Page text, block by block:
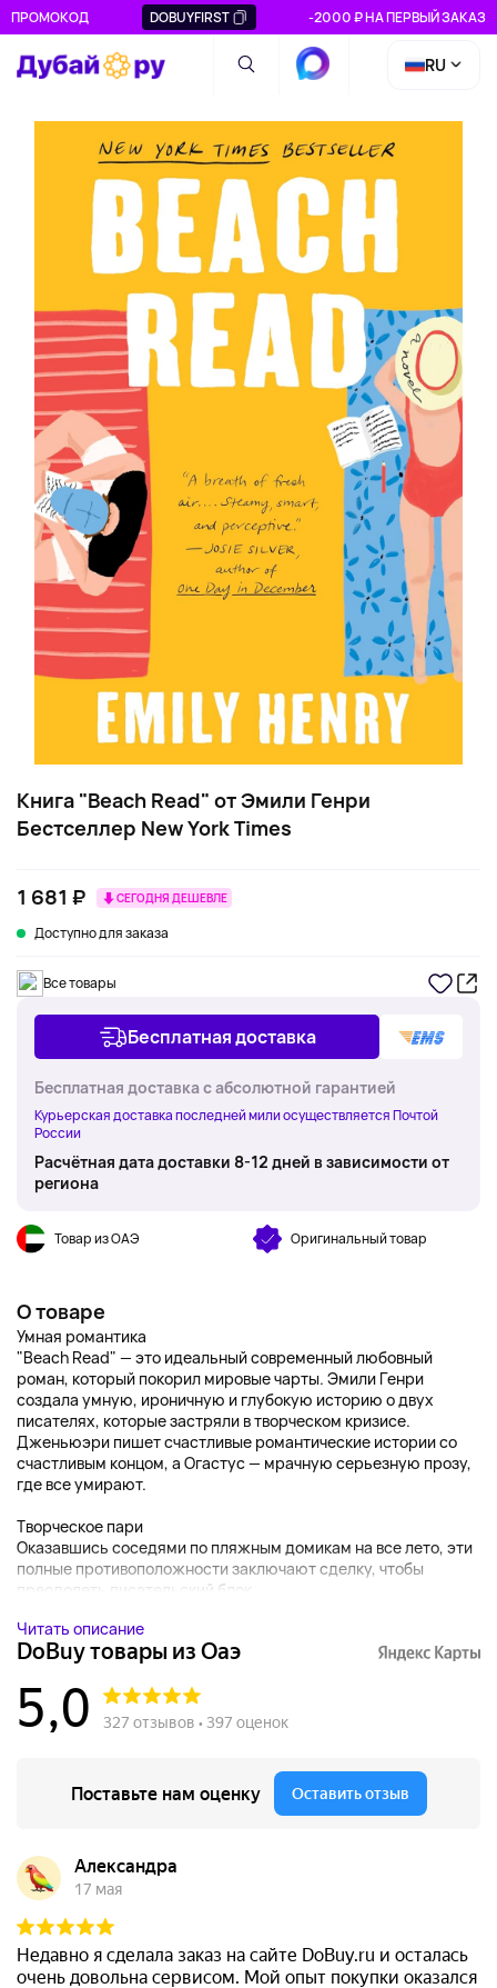
ПРОМОКОД DOBUYFIRST -2000 ₽ НА ПЕРВЫЙ ЗАКАЗ
RU
Книга "Beach Read" от Эмили Генри
Бестселлер New York Times
1 681 ₽ СЕГОДНЯ ДЕШЕВЛЕ
Доступно для заказа
Все товары
Бесплатная доставка
Бесплатная доставка с абсолютной гарантией
Курьерская доставка последней мили осуществляется Почтой
России
Расчётная дата доставки 8-12 дней в зависимости от
региона
Товар из ОАЭ Оригинальный товар
О товаре
Умная романтика
"Beach Read" — это идеальный современный любовный
роман, который покорил мировые чарты. Эмили Генри
создала умную, ироничную и глубокую историю о двух
писателях, которые застряли в творческом кризисе.
Дженьюэри пишет счастливые романтические истории со
счастливым концом, а Огастус — мрачную серьезную прозу,
где все умирают.
Творческое пари
Оказавшись соседями по пляжным домикам на все лето, эти
полные противоположности заключают сделку, чтобы
преодолеть писательский блок....
Читать описание